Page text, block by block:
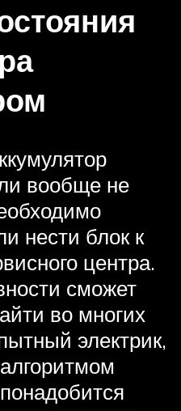
вообще не
нести блок к
центра.
сможет
во многих
электрик,